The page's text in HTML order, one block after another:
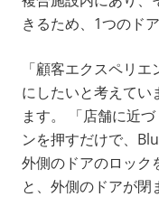
きるため、1つのド
「顧客エクスペリ
にしたいと考えてい
ます。 「店舗に近
ンを押すだけで、
外側のドアのロック
と、外側のドアが